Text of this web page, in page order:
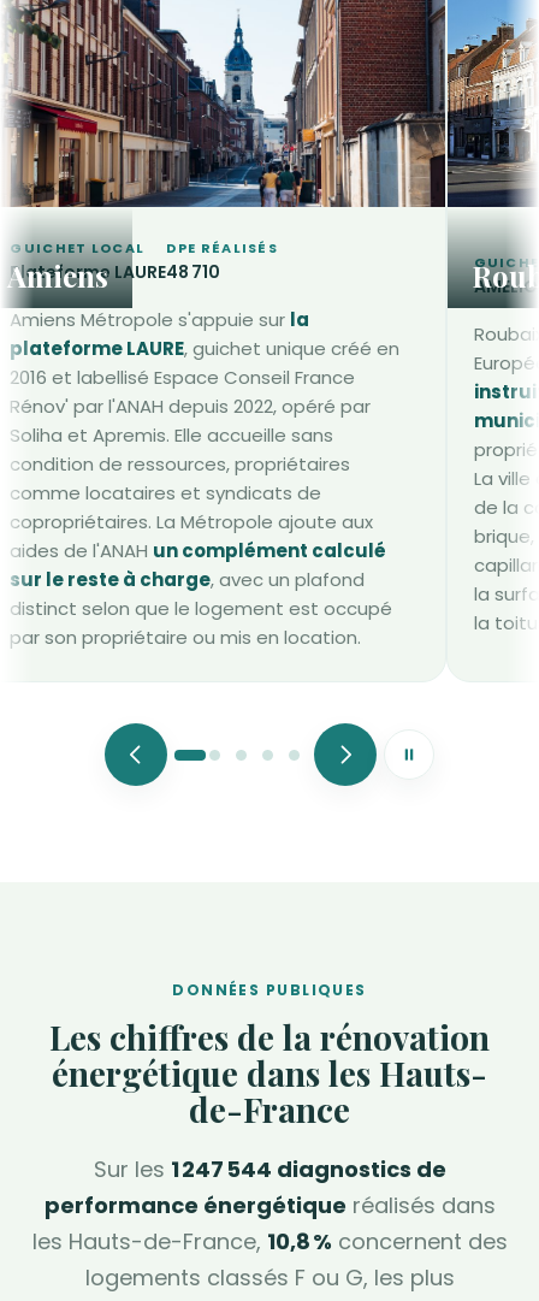
Amiens
GUICHET LOCAL
Plateforme LAURE
DPE RÉALISÉS
48 710
Amiens Métropole s'appuie sur la
plateforme LAURE, guichet unique créé en
2016 et labellisé Espace Conseil France
Rénov' par l'ANAH depuis 2022, opéré par
Soliha et Apremis. Elle accueille sans
condition de ressources, propriétaires
comme locataires et syndicats de
copropriétaires. La Métropole ajoute aux
aides de l'ANAH un complément calculé
sur le reste à charge, avec un plafond
distinct selon que le logement est occupé
par son propriétaire ou mis en location.
AMELIO
La
de la
la
la
Mettre le
DONNÉES PUBLIQUES
Les chiffres de la rénovation
énergétique dans les Hauts-
de-France
Sur les 1 247 544 diagnostics de
performance énergétique réalisés dans
les Hauts-de-France, 10,8 % concernent des
logements classés F ou G, les plus